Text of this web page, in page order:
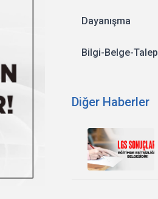
Dayanışma
Bilgi-Belge-Talep
Diğer Haberler